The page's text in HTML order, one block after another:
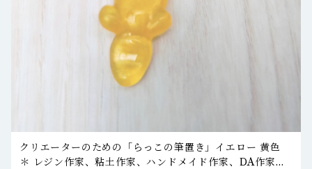
クリエーターのための「らっこの筆置き」イエロー 黄色
＊ レジン作家、粘土作家、ハンドメイド作家、DA作家さ